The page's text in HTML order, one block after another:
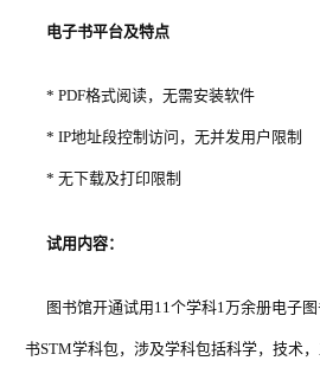
电子书平台及特点
* PDF格式阅读，无需安装软件
* IP地址段控制访问，无并发用户限制
* 无下载及打印限制
试用内容：
图书馆开通试用11个学科1万余册电子
书STM学科包， 涉及学科包括科学，技术